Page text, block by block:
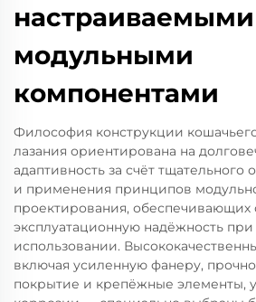
настраиваемыми
модульными
компонентами
Философия конструкции
лазания ориентирована на
адаптивность за счёт тщательного
и применения принципов
проектирования, обеспечивающих
эксплуатационную надёжность
использовании.
включая усиленную фанеру,
покрытие и крепёжные элементы,